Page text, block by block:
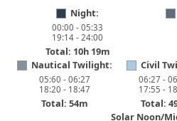
Night:
00:00 - 05:33
19:14 - 24:00
Total: 10h 19m
Nautical Twilight:
05:60 - 06:27
18:20 - 18:47
Total: 54m
Civil
06:27 -
17:55 -
Total:
Solar Noon/